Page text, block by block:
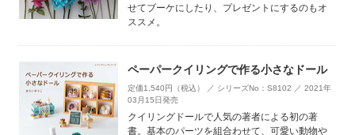
せてブーケにしたり、プレゼントにするのもオ
ススメ。
ペーパークイリングで作る小さなドール
定価1,540円（税込） ／ シリーズNo：S8102 ／ 2021年
03月15日発売
クイリングドールで人気の著者による初の著
書。基本のパーツを組合わせて、可愛い動物や